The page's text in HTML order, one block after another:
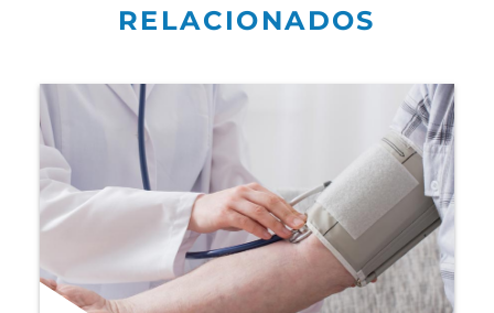
RELACIONADOS